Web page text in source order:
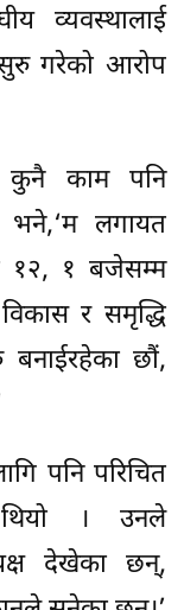
व्यवस्थालाई
गरेको आरोप
कुनै काम पनि
लगायत
१२, १ बजेसम्म
र समृद्धि
बनाईरहेका छौं,
पनि परिचित
। उनले
देखेका छन्,